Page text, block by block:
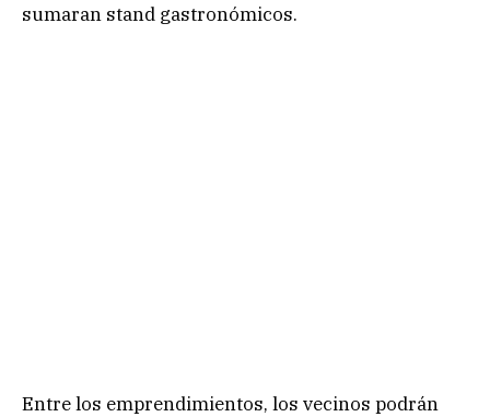
sumaran stand gastronómicos.
Entre los emprendimientos, los vecinos podrán